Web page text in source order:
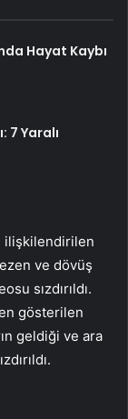
Hayat Kaybı
7 Yaralı
ilişkilendirilen
ve dövüş
sızdırıldı.
gösterilen
geldiği ve ara